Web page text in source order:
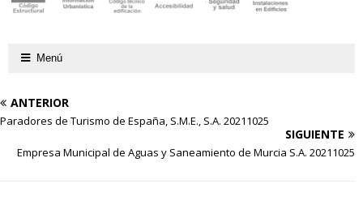
Menú
ANTERIOR
Paradores de Turismo de España, S.M.E., S.A. 20211025
SIGUIENTE
Empresa Municipal de Aguas y Saneamiento de Murcia S.A. 20211025